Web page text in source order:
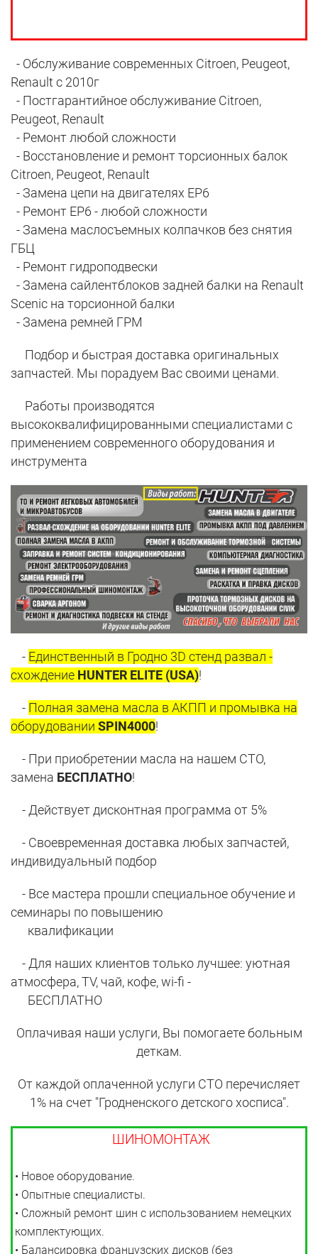
- Обслуживание современных Citroen, Peugeot,
Renault с 2010г
- Постгарантийное обслуживание Citroen,
Peugeot, Renault
- Ремонт любой сложности
- Восстановление и ремонт торсионных балок
Citroen, Peugeot, Renault
- Замена цепи на двигателях EP6
- Ремонт EP6 - любой сложности
- Замена маслосъемных колпачков без снятия
ГБЦ
- Ремонт гидроподвески
- Замена сайлентблоков задней балки на Renault
Scenic на торсионной балки
- Замена ремней ГРМ
Подбор и быстрая доставка оригинальных
запчастей. Мы порадуем Вас своими ценами.
Работы производятся
высококвалифицированными специалистами с
применением современного оборудования и
инструмента
- Единственный в Гродно 3D стенд развал -
схождение HUNTER ELITE (USA)!
- Полная замена масла в АКПП и промывка на
оборудовании SPIN4000!
- При приобретении масла на нашем СТО,
замена БЕСПЛАТНО!
- Действует дисконтная программа от 5%
- Своевременная доставка любых запчастей,
индивидуальный подбор
- Все мастера прошли специальное обучение и
семинары по повышению
квалификации
- Для наших клиентов только лучшее: уютная
атмосфера, TV, чай, кофе, wi-fi -
БЕСПЛАТНО
Оплачивая наши услуги, Вы помогаете больным
деткам.
От каждой оплаченной услуги СТО перечисляет
1% на счет "Гродненского детского хосписа".
ШИНОМОНТАЖ
• Новое оборудование.
• Опытные специалисты.
• Сложный ремонт шин с использованием немецких
комплектующих.
• Балансировка французских дисков (без